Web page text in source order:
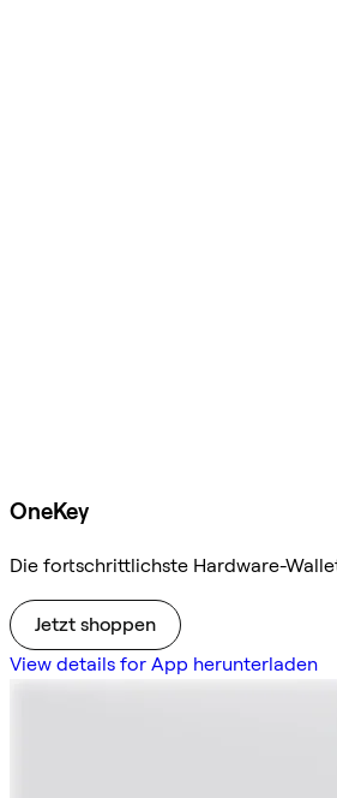
OneKey
Die fortschrittlichste Hardware-
Jetzt shoppen
View details for App herunterladen